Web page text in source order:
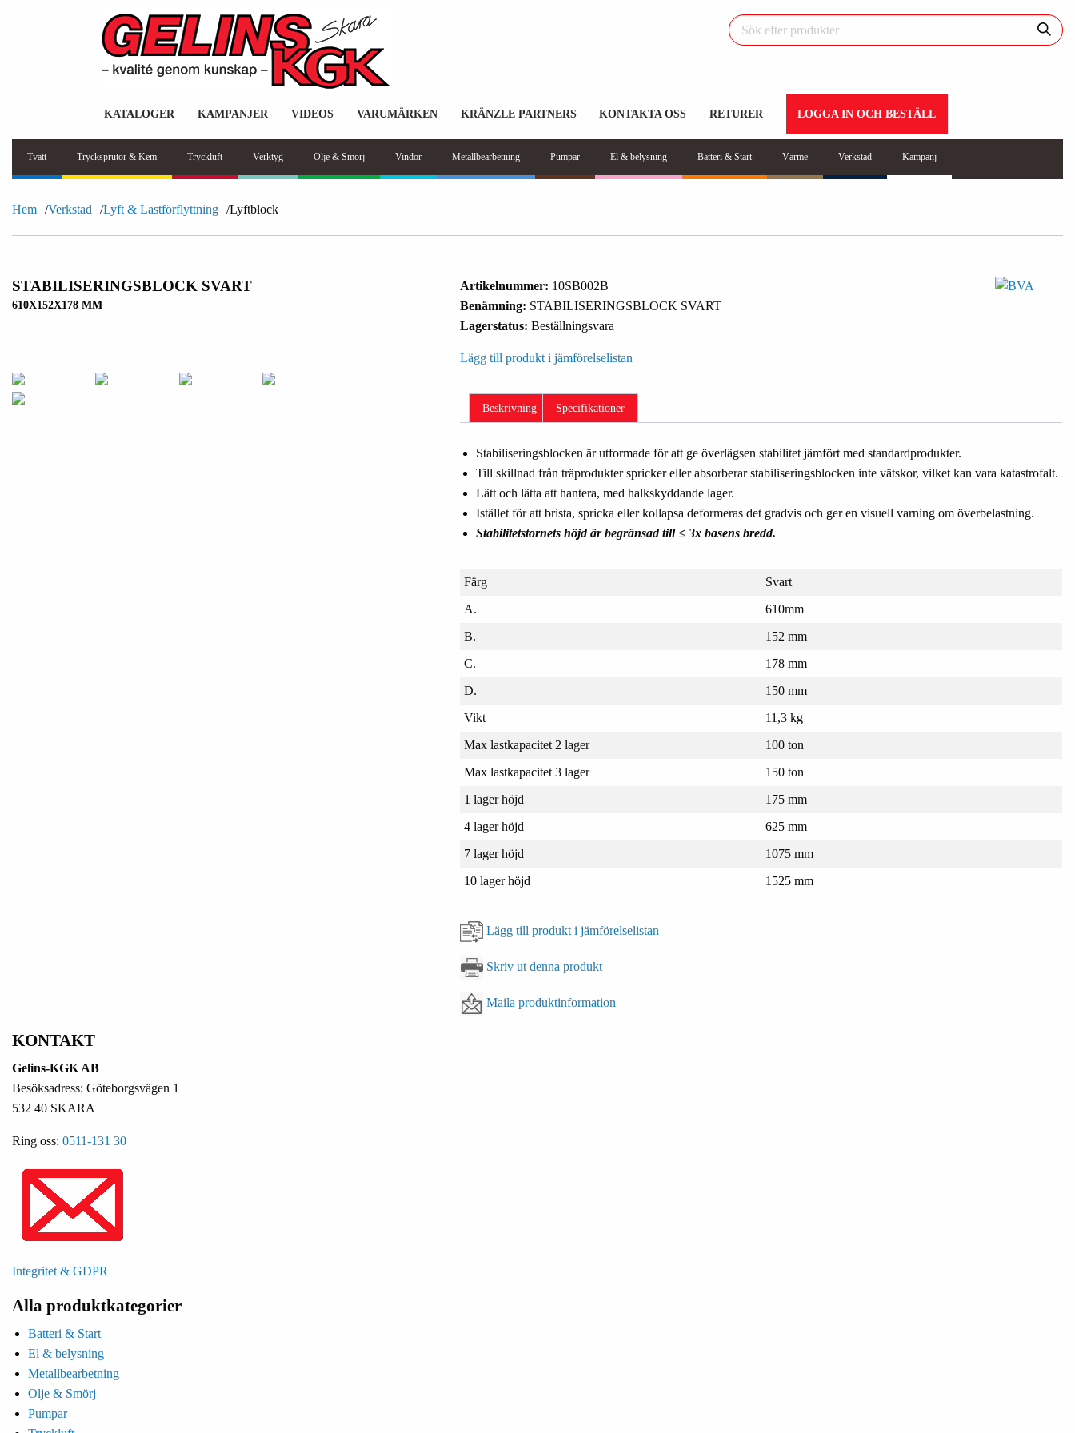
KATALOGER KAMPANJER VIDEOS VARUMÄRKEN KRÄNZLE PARTNERS KONTAKTA OSS RETURER LOGGA IN OCH BESTÄLL
Tvätt Trycksprutor & Kem Tryckluft Verktyg Olje & Smörj Vindor Metallbearbetning Pumpar El & belysning Batteri & Start Värme Verkstad Kampanj
Hem Verkstad Lyft & Lastförflyttning Lyftblock
STABILISERINGSBLOCK SVART
610X152X178 MM
Artikelnummer: 10SB002B
Benämning: STABILISERINGSBLOCK SVART
Lagerstatus: Beställningsvara
Lägg till produkt i jämförelselistan
Beskrivning Specifikationer
Stabiliseringsblocken är utformade för att ge överlägsen stabilitet jämfört med standardprodukter.
Till skillnad från träprodukter spricker eller absorberar stabiliseringsblocken inte vätskor, vilket kan vara katastrofalt.
Lätt och lätta att hantera, med halkskyddande lager.
Istället för att brista, spricka eller kollapsa deformeras det gradvis och ger en visuell varning om överbelastning.
Stabilitetstornets höjd är begränsad till ≤ 3x basens bredd.
Färg
Svart
A.
610mm
B.
152 mm
C.
178 mm
D.
150 mm
Vikt
11,3 kg
Max lastkapacitet 2 lager
100 ton
Max lastkapacitet 3 lager
150 ton
1 lager höjd
175 mm
4 lager höjd
625 mm
7 lager höjd
1075 mm
10 lager höjd
1525 mm
Lägg till produkt i jämförelselistan
Skriv ut denna produkt
Maila produktinformation
KONTAKT
Gelins-KGK AB
Besöksadress: Göteborgsvägen 1
532 40 SKARA
Ring oss: 0511-131 30
Integritet & GDPR
Alla produktkategorier
Batteri & Start
El & belysning
Metallbearbetning
Olje & Smörj
Pumpar